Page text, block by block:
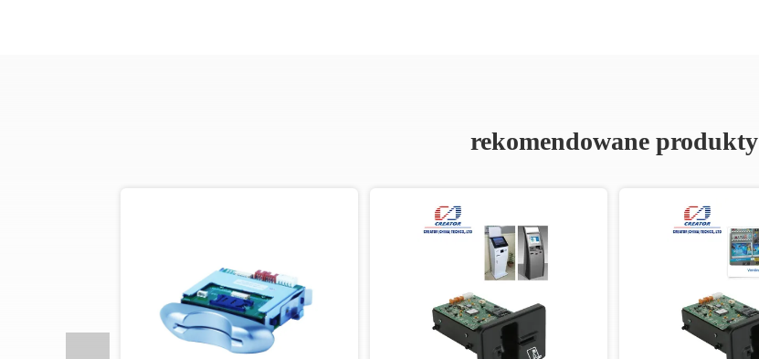
rekomendowane produkty